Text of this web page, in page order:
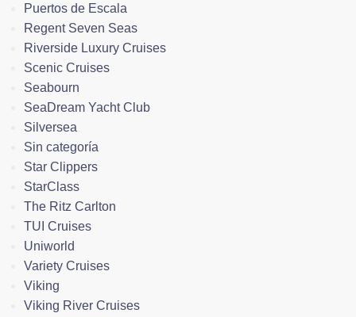
Puertos de Escala
Regent Seven Seas
Riverside Luxury Cruises
Scenic Cruises
Seabourn
SeaDream Yacht Club
Silversea
Sin categoría
Star Clippers
StarClass
The Ritz Carlton
TUI Cruises
Uniworld
Variety Cruises
Viking
Viking River Cruises